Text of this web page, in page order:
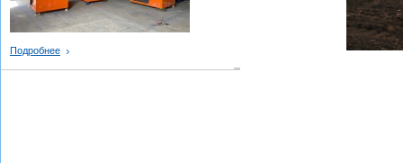
Подробнее